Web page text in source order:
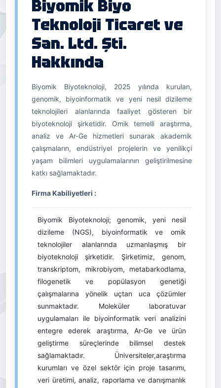
Biyomik Biyo
Teknoloji Ticaret ve
San. Ltd. Şti.
Hakkında
Biyomik Biyoteknoloji, 2025 yılında kurulan,
genomik, biyoinformatik ve yeni nesil dizileme
teknolojileri alanlarında faaliyet gösteren bir
biyoteknoloji şirketidir. Omik temelli araştırma,
analiz ve Ar-Ge hizmetleri sunarak akademik
çalışmaların, endüstriyel projelerin ve yenilikçi
yaşam bilimleri uygulamalarının geliştirilmesine
katkı sağlamaktadır.
Firma Kabiliyetleri :
Biyomik Biyoteknoloji; genomik, yeni nesil
dizileme (NGS), biyoinformatik ve omik
teknolojiler alanlarında uzmanlaşmış bir
biyoteknoloji şirketidir. Şirketimiz, genom,
transkriptom, mikrobiyom, metabarkodlama,
filogenetik ve popülasyon genetiği
çalışmalarına yönelik uçtan uca çözümler
sunmaktadır. Moleküler laboratuvar
uygulamaları ile biyoinformatik veri analizini
entegre ederek araştırma, Ar-Ge ve ürün
geliştirme süreçlerinde bilimsel destek
sağlamaktadır. Üniversiteler,araştırma
kurumları ve özel sektör için proje tasarımı,
veri üretimi, analiz, raporlama ve danışmanlık